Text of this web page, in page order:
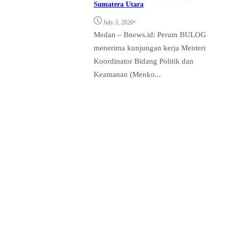
Sumatera Utara
July 3, 2026•
Medan – Bnews.id: Perum BULOG
menerima kunjungan kerja Menteri
Koordinator Bidang Politik dan
Keamanan (Menko...